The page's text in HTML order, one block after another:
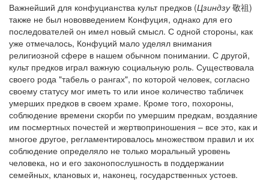
Важнейший для конфуцианства культ предков (Цзиндзу敬祖)
также не был нововведением Конфуция, однако для его
последователей он имел новый смысл. С одной стороны, как
уже отмечалось, Конфуций мало уделял внимания
религиозной сфере в нашем обычном понимании. С другой,
культ предков играл важную социальную роль. Существовала
своего рода "табель о рангах", по которой человек, согласно
своему статусу мог иметь то или иное количество табличек
умерших предков в своем храме. Кроме того, похороны,
соблюдение времени скорби по умершим предкам, воздаяние
им посмертных почестей и жертвоприношения – все это, как и
многое другое, регламентировалось множеством правил и их
соблюдение определяло не только моральный уровень
человека, но и его законопослушность в поддержании
семейных, клановых и, наконец, государственных устоев.